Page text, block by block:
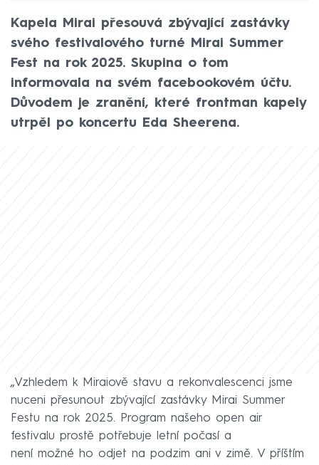
Kapela Mirai přesouvá zbývající zastávky
svého festivalového turné Mirai Summer
Fest na rok 2025. Skupina o tom
informovala na svém facebookovém účtu.
Důvodem je zranění, které frontman kapely
utrpěl po koncertu Eda Sheerena.
„Vzhledem k Miraiově stavu a rekonvalescenci jsme
nuceni přesunout zbývající zastávky Mirai Summer
Festu na rok 2025. Program našeho open air
festivalu prostě potřebuje letní počasí a
není možné ho odjet na podzim ani v zimě. V příštím